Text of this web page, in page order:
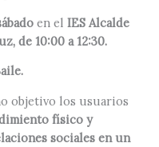
en el IES Alcalde
de 10:00 a 12:30.
objetivo los usuarios
físico y
sociales en un